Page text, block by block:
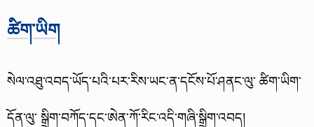
ཚིག་ཡིག
སེལ་འཐུ་འབད་ཡོད་པའི་པར་རིས་ཡང་ན་དངོས་པོ་ཤནང་ལུ་ ཚིག་ཡིག་
དོན་ལུ་ སྒྲིག་བཀོད་དང་ཨེན་ཀོ་རིང་འདི་གཞི་སྒྲིག་འབད།